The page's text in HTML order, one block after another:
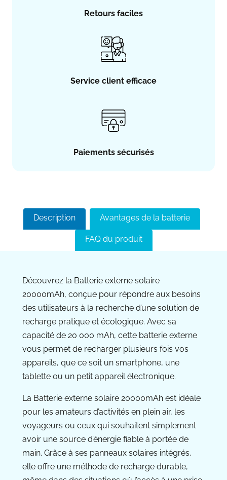
Retours faciles
Service client efficace
Paiements sécurisés
Description Avantages de la batterie
FAQ du produit
Découvrez la Batterie externe solaire
20000mAh, conçue pour répondre aux besoins
des utilisateurs à la recherche d’une solution de
recharge pratique et écologique. Avec sa
capacité de 20 000 mAh, cette batterie externe
vous permet de recharger plusieurs fois vos
appareils, que ce soit un smartphone, une
tablette ou un petit appareil électronique.
La Batterie externe solaire 20000mAh est idéale
pour les amateurs d’activités en plein air, les
voyageurs ou ceux qui souhaitent simplement
avoir une source d’énergie fiable à portée de
main. Grâce à ses panneaux solaires intégrés,
elle offre une méthode de recharge durable,